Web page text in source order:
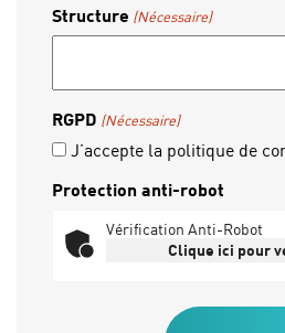
Structure (Nécessaire)
RGPD (Nécessaire)
J’accepte la politique de
Protection anti-robot
Vérification Anti-Robot
Clique ici pour